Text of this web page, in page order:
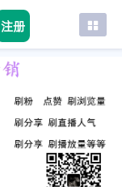
注册